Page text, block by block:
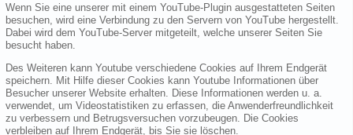
Wenn Sie eine unserer mit einem YouTube-Plugin ausgestatteten Seiten
besuchen, wird eine Verbindung zu den Servern von YouTube hergestellt.
Dabei wird dem YouTube-Server mitgeteilt, welche unserer Seiten Sie
besucht haben.
Des Weiteren kann Youtube verschiedene Cookies auf Ihrem Endgerät
speichern. Mit Hilfe dieser Cookies kann Youtube Informationen über
Besucher unserer Website erhalten. Diese Informationen werden u. a.
verwendet, um Videostatistiken zu erfassen, die Anwenderfreundlichkeit
zu verbessern und Betrugsversuchen vorzubeugen. Die Cookies
verbleiben auf Ihrem Endgerät, bis Sie sie löschen.